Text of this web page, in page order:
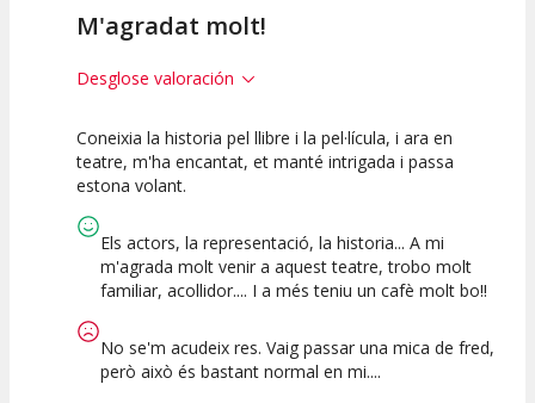
M'agradat molt!
Desglose valoración
10
Calidad del
10 10
Coneixia la historia pel llibre i la pel·lícula, i ara en
teatre, m'ha encantat, et manté intrigada i passa
estona volant.
Els actors, la representació, la historia... A mi
m'agrada molt venir a aquest teatre, trobo molt
familiar, acollidor.... I a més teniu un cafè molt bo!!
No se'm acudeix res. Vaig passar una mica de fred,
però això és bastant normal en mi....